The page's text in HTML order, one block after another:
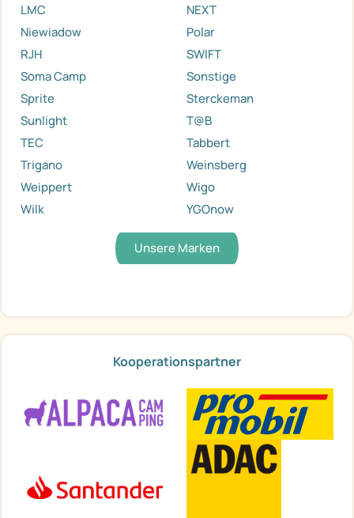
LMC
NEXT
Niewiadow
Polar
RJH
SWIFT
Soma Camp
Sonstige
Sprite
Sterckeman
Sunlight
T@B
TEC
Tabbert
Trigano
Weinsberg
Weippert
Wigo
Wilk
YGOnow
Unsere Marken
Kooperationspartner